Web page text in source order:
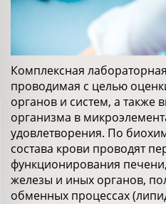
Комплексная
проводимая с целью
органов и систем, а также
организма в
удовлетворения. По
состава крови проводят
функционирования
железы и иных органов,
обменных процессах